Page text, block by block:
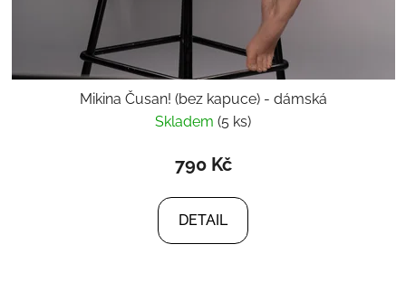
Mikina Čusan! (bez kapuce) - dámská
Skladem (5 ks)
790 Kč
DETAIL